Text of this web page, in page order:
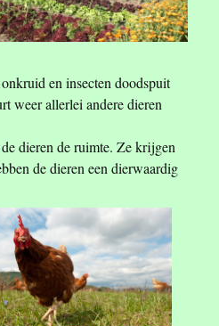
en insecten doodspuit
weer allerlei andere dieren
dieren de ruimte. Ze krijgen
de dieren een dierwaardig